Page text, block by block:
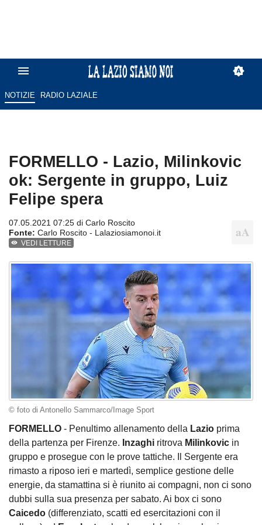
NOTIZIE RADIO LAZIALE
FORMELLO - Lazio, Milinkovic
ok: Sergente in gruppo, Luiz
Felipe spera
07.05.2021 07:25 di Carlo Roscito
Fonte: Carlo Roscito - Lalaziosiamonoi.it
VEDI LETTURE
© foto di Antonello Sammarco/Image Sport
FORMELLO - Penultimo allenamento della Lazio prima
della partenza per Firenze. Inzaghi ritrova Milinkovic in
gruppo e prosegue con le prove tattiche. Il Sergente era
rimasto a riposo ieri e martedì, semplice gestione delle
energie, da stamattina si è riunito ai compagni, non ci sono
dubbi sulla sua presenza per sabato. Ai box ci sono
Caicedo (differenziato, scatti ed esercitazioni con il